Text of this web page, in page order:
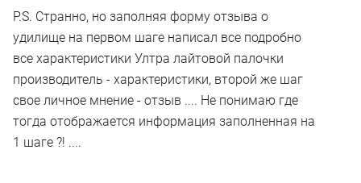
P.S. Странно, но заполняя форму отзыва о
удилище на первом шаге написал все подробно
все характеристики Ултра лайтовой палочки
производитель - характеристики, второй же шаг
свое личное мнение - отзыв .... Не понимаю где
тогда отображается информация заполненная на
1 шаге ?! ....